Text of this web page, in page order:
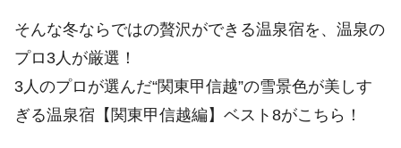
そんな冬ならではの贅沢ができる温泉宿を、温泉の
プロ3人が厳選！
3人のプロが選んだ“関東甲信越”の雪景色が美しす
ぎる温泉宿【関東甲信越編】ベスト8がこちら！